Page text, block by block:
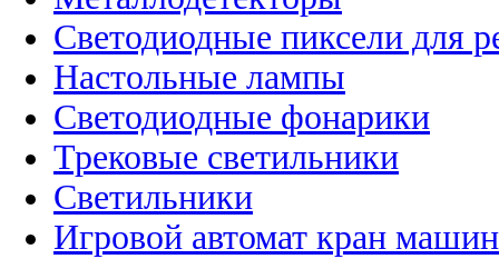
Светодиодные пиксели для
Настольные лампы
Светодиодные фонарики
Трековые светильники
Светильники
Игровой автомат кран